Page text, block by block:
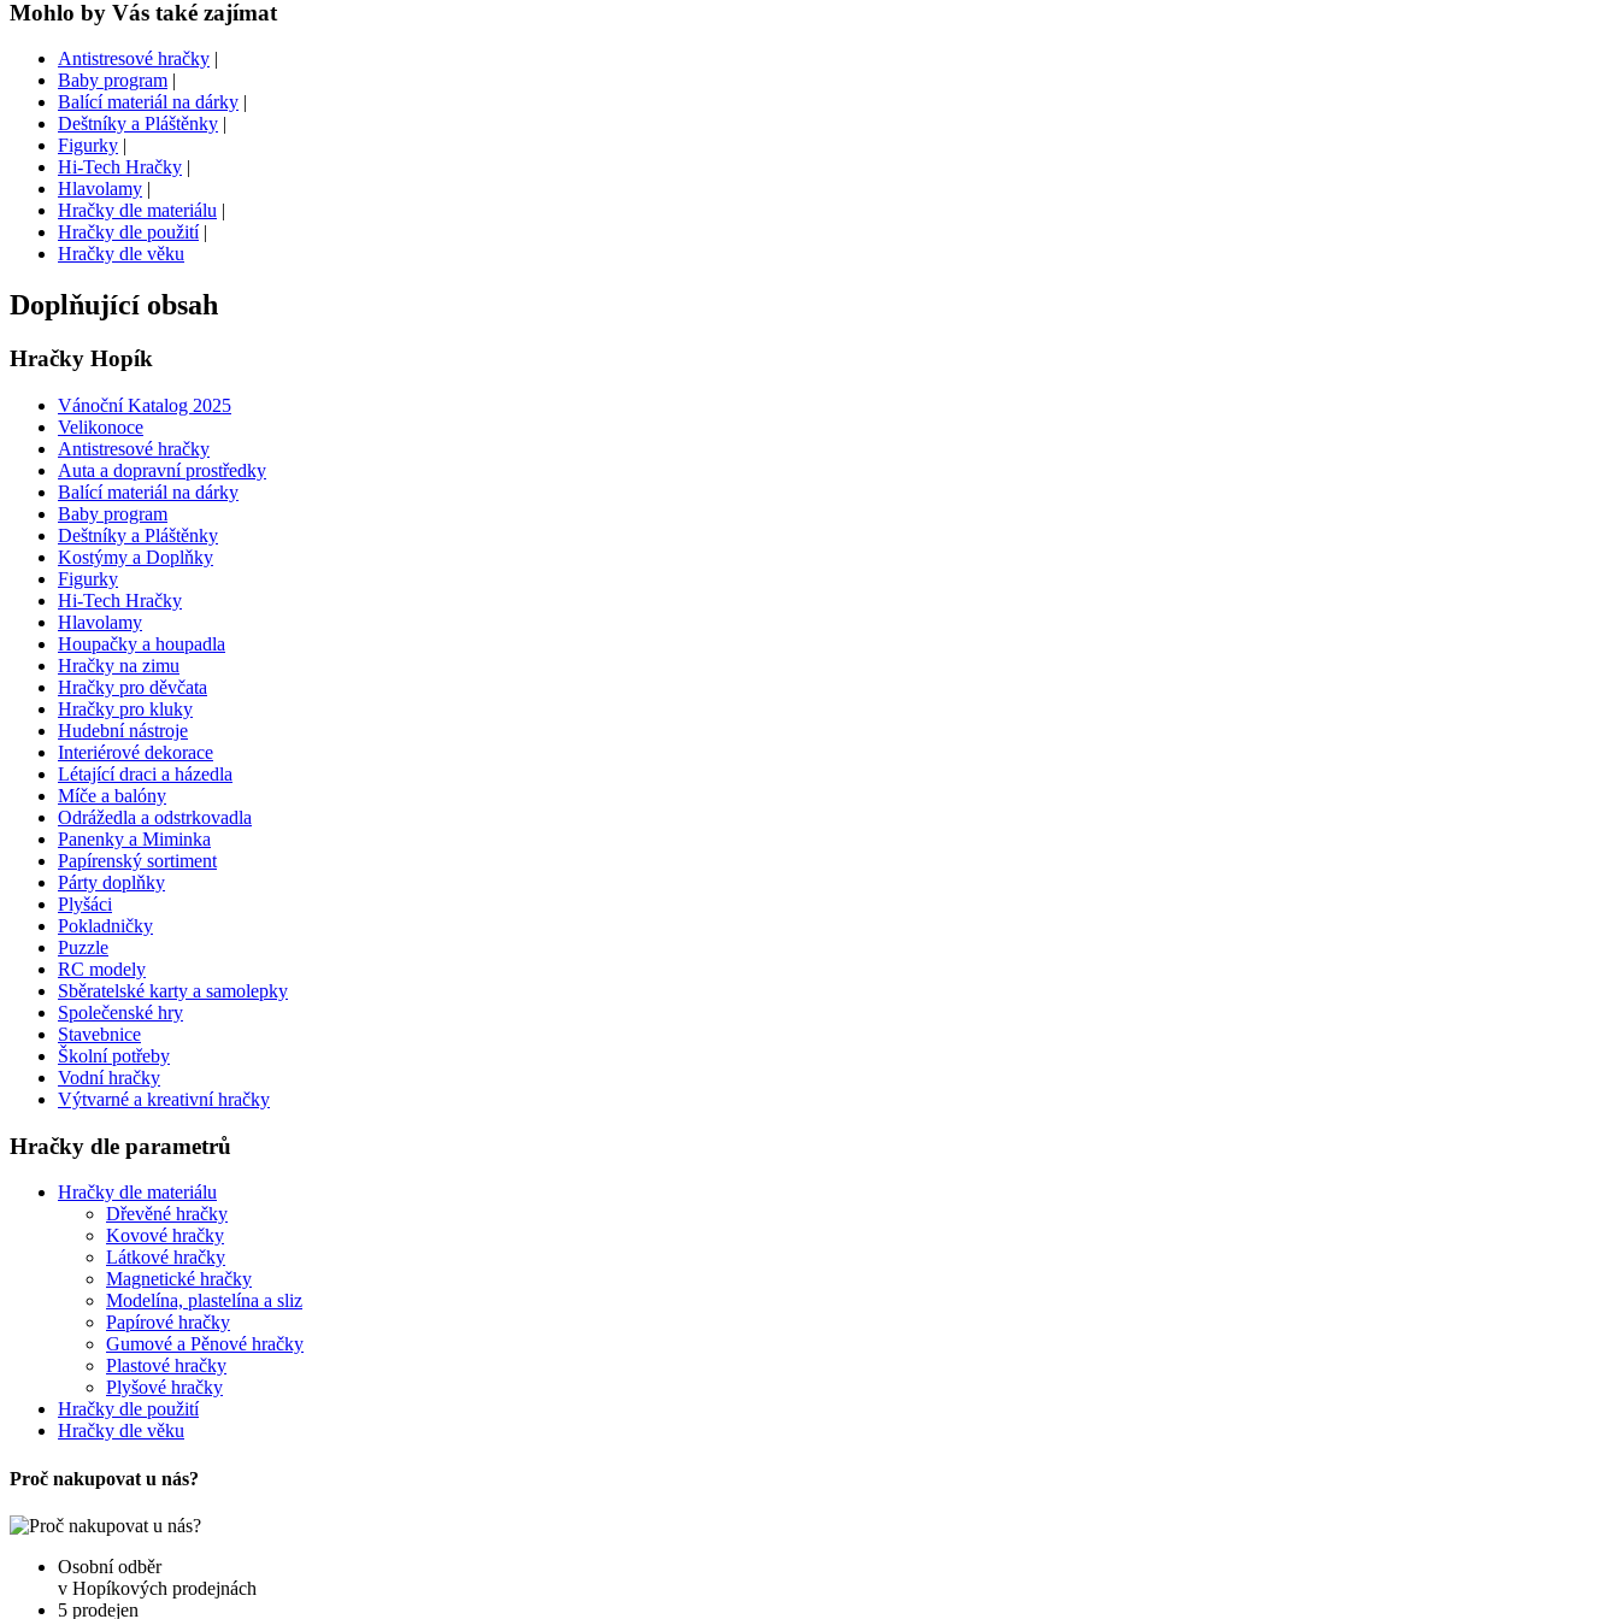
Mohlo by Vás také zajímat
Antistresové hračky |
Baby program |
Balící materiál na dárky |
Deštníky a Pláštěnky |
Figurky |
Hi-Tech Hračky |
Hlavolamy |
Hračky dle materiálu |
Hračky dle použití|
Hračky dle věku
Doplňující obsah
Hračky Hopík
Vánoční Katalog 2025
Velikonoce
Antistresové hračky
Auta a dopravní prostředky
Balící materiál na dárky
Baby program
Deštníky a Pláštěnky
Kostýmy a Doplňky
Figurky
Hi-Tech Hračky
Hlavolamy
Houpačky a houpadla
Hračky na zimu
Hračky pro děvčata
Hračky pro kluky
Hudební nástroje
Interiérové dekorace
Létající draci a házedla
Míče a balóny
Odrážedla a odstrkovadla
Panenky a Miminka
Papírenský sortiment
Párty doplňky
Plyšáci
Pokladničky
Puzzle
RC modely
Sběratelské karty a samolepky
Společenské hry
Stavebnice
Školní potřeby
Vodní hračky
Výtvarné a kreativní hračky
Hračky dle parametrů
Hračky dle materiálu
Dřevěné hračky
Kovové hračky
Látkové hračky
Magnetické hračky
Modelína, plastelína a sliz
Papírové hračky
Gumové a Pěnové hračky
Plastové hračky
Plyšové hračky
Hračky dle použití
Hračky dle věku
Proč nakupovat u nás?
Osobní odběr
v Hopíkových prodejnách
5 prodejen